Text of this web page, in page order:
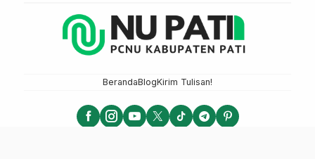
BerandaBlogKirim Tulisan!